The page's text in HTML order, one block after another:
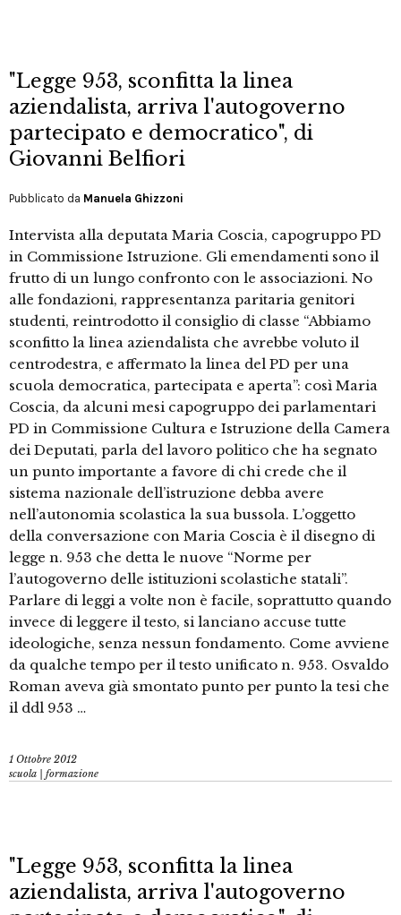
"Legge 953, sconfitta la linea
aziendalista, arriva l'autogoverno
partecipato e democratico", di
Giovanni Belfiori
Pubblicato da Manuela Ghizzoni
Intervista alla deputata Maria Coscia, capogruppo PD
in Commissione Istruzione. Gli emendamenti sono il
frutto di un lungo confronto con le associazioni. No
alle fondazioni, rappresentanza paritaria genitori
studenti, reintrodotto il consiglio di classe “Abbiamo
sconfitto la linea aziendalista che avrebbe voluto il
centrodestra, e affermato la linea del PD per una
scuola democratica, partecipata e aperta”: così Maria
Coscia, da alcuni mesi capogruppo dei parlamentari
PD in Commissione Cultura e Istruzione della Camera
dei Deputati, parla del lavoro politico che ha segnato
un punto importante a favore di chi crede che il
sistema nazionale dell’istruzione debba avere
nell’autonomia scolastica la sua bussola. L’oggetto
della conversazione con Maria Coscia è il disegno di
legge n. 953 che detta le nuove “Norme per
l’autogoverno delle istituzioni scolastiche statali”.
Parlare di leggi a volte non è facile, soprattutto quando
invece di leggere il testo, si lanciano accuse tutte
ideologiche, senza nessun fondamento. Come avviene
da qualche tempo per il testo unificato n. 953. Osvaldo
Roman aveva già smontato punto per punto la tesi che
il ddl 953 …
1 Ottobre 2012
scuola | formazione
"Legge 953, sconfitta la linea
aziendalista, arriva l'autogoverno